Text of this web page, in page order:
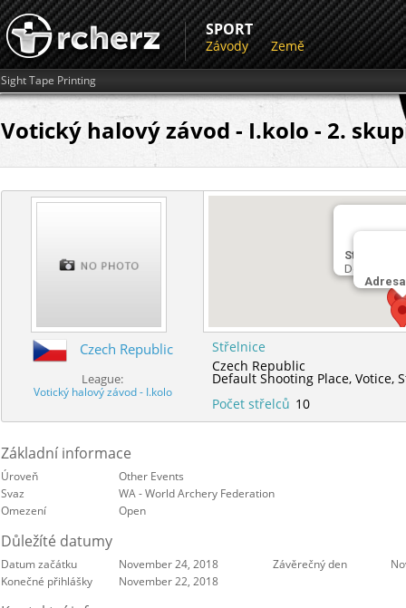
SPORT
Závody Země
Sight Tape Printing
Votický halový závod - I.kolo - 2.
Střelnice
Default
Czech Republic
League:
Votický halový závod - I.kolo
Střelnice
Czech Republic
Default Shooting Place,Votice,
Počet střelců 10
Základní informace
Úroveň
Other Events
Svaz
WA - World Archery Federation
Omezení
Open
Důležíté datumy
Datum začátku November 24, 2018 Závěrečný den
Konečné přihlášky
November 22, 2018